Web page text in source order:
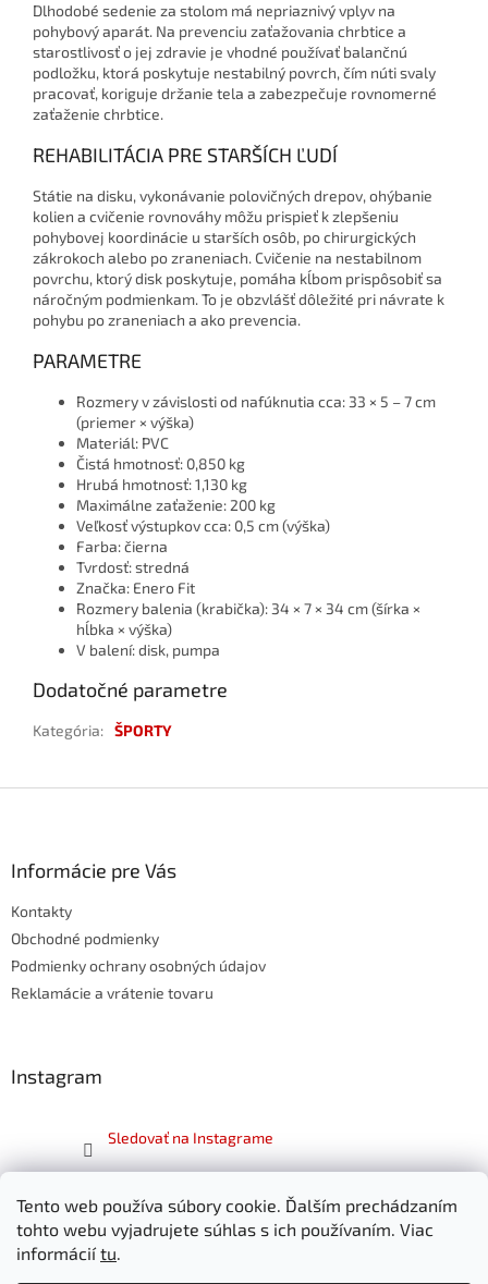
Tento web používa súbory cookie. Ďalším prechádzaním
tohto webu vyjadrujete súhlas s ich používaním. Viac
informáciítu.
Dlhodobé sedenie za stolom má nepriaznivý vplyv na
pohybový aparát. Na prevenciu zaťažovania chrbtice a
starostlivosť o jej zdravie je vhodné používať balančnú
podložku, ktorá poskytuje nestabilný povrch, čím núti svaly
pracovať, koriguje držanie tela a zabezpečuje rovnomerné
zaťaženie chrbtice.
REHABILITÁCIA PRE STARŠÍCH ĽUDÍ
Státie na disku, vykonávanie polovičných drepov, ohýbanie
kolien a cvičenie rovnováhy môžu prispieť k zlepšeniu
pohybovej koordinácie u starších osôb, po chirurgických
zákrokoch alebo po zraneniach. Cvičenie na nestabilnom
povrchu, ktorý disk poskytuje, pomáha kĺbom prispôsobiť sa
náročným podmienkam. To je obzvlášť dôležité pri návrate k
pohybu po zraneniach a ako prevencia.
PARAMETRE
Rozmery v závislosti od nafúknutia cca: 33 × 5 – 7 cm
(priemer × výška)
Materiál: PVC
Čistá hmotnosť: 0,850 kg
Hrubá hmotnosť: 1,130 kg
Maximálne zaťaženie: 200 kg
Veľkosť výstupkov cca: 0,5 cm (výška)
Farba: čierna
Tvrdosť: stredná
Značka: Enero Fit
Rozmery balenia (krabička): 34 × 7 × 34 cm (šírka ×
hĺbka × výška)
V balení: disk, pumpa
Dodatočné parametre
Kategória: ŠPORTY
Informácie pre Vás
Kontakty
Obchodné podmienky
Podmienky ochrany osobných údajov
Reklamácie a vrátenie tovaru
Instagram
Sledovať na Instagrame
Facebook